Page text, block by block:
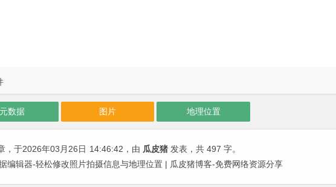
元数据 图片 地理位置
，于2026年03月26日 14:46:42 ，由 瓜皮猪 发表，共 497 字。
编辑器-轻松修改照片拍摄信息与地理位置 | 瓜皮猪博客-免费网络资源分享